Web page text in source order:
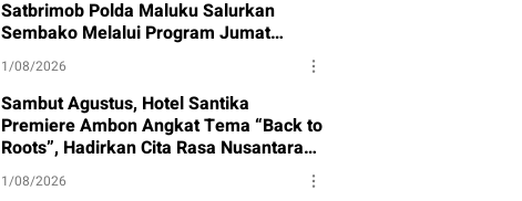
Satbrimob Polda Maluku Salurkan
Sembako Melalui Program Jumat
Berbagi
1/08/2026
Sambut Agustus, Hotel Santika
Premiere Ambon Angkat Tema “Back to
Roots”, Hadirkan Cita Rasa Nusantara
dan Semangat Budaya
1/08/2026